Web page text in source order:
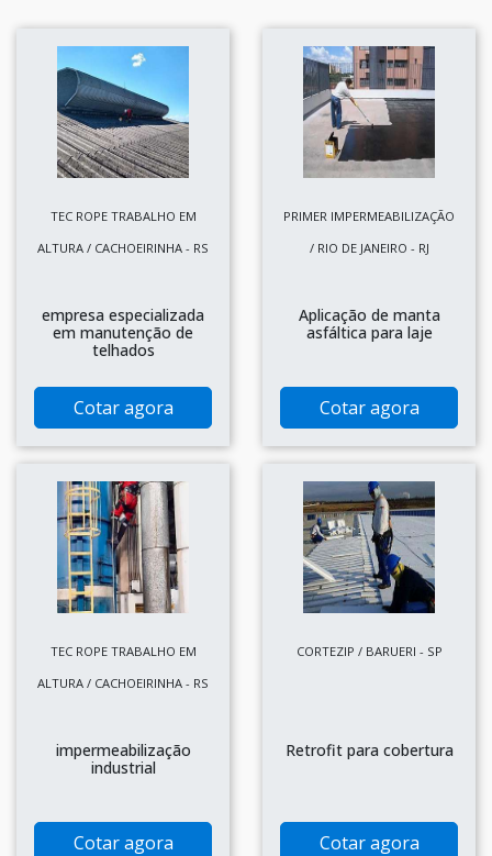
TEC ROPE TRABALHO EM
ALTURA / CACHOEIRINHA - RS
empresa especializada
em manutenção de
telhados
Cotar agora
PRIMER IMPERMEABILIZAÇÃO
/ RIO DE JANEIRO - RJ
Aplicação de manta
asfáltica para laje
Cotar agora
TEC ROPE TRABALHO EM
ALTURA / CACHOEIRINHA - RS
impermeabilização
industrial
Cotar agora
CORTEZIP / BARUERI - SP
Retrofit para cobertura
Cotar agora